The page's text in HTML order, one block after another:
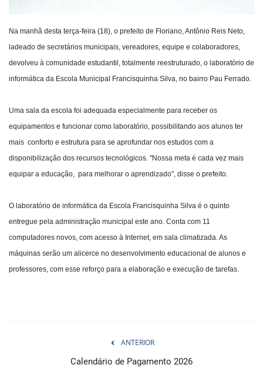
Na manhã desta terça-feira (18), o prefeito de Floriano, Antônio Reis Neto,
ladeado de secretários municipais, vereadores, equipe e colaboradores,
devolveu à comunidade estudantil, totalmente reestruturado, o laboratório de
informática da Escola Municipal Francisquinha Silva, no bairro Pau Ferrado.
Uma sala da escola foi adequada especialmente para receber os
equipamentos e funcionar como laboratório, possibilitando aos alunos ter
mais conforto e estrutura para se aprofundar nos estudos com a
disponibilização dos recursos tecnológicos. "Nossa meta é cada vez mais
equipar a educação, para melhorar o aprendizado", disse o prefeito.
O laboratório de informática da Escola Francisquinha Silva é o quinto
entregue pela administração municipal este ano. Conta com 11
computadores novos, com acesso à Internet, em sala climatizada. As
máquinas serão um alicerce no desenvolvimento educacional de alunos e
professores, com esse reforço para a elaboração e execução de tarefas.
ANTERIOR
Calendário de Pagamento 2026